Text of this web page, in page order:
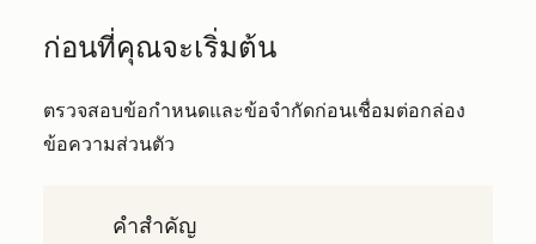
ก่อนที่คุณจะเริ่มต้น
ตรวจสอบข้อกำหนดและข้อจำกัดก่อนเชื่อมต่อกล่อง
ข้อความส่วนตัว
คำสำคัญ